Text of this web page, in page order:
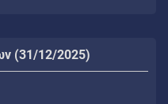
(31/12/2025)